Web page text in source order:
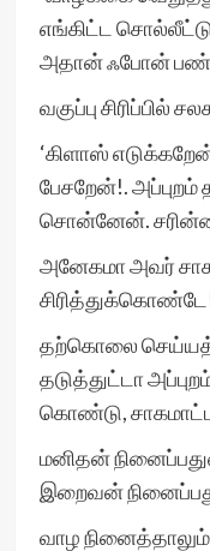
எங்கிட்ட
அதான் ஃபோன்
வகுப்பு சிரிப்பில்
‘கிளாஸ்
பேசறேன்!.
சொன்னேன்.
அனேகமா அவர்
தற்கொலை
தடுத்துட்டா
கொண்டு,
மனிதன்
இறைவன்
வாழ